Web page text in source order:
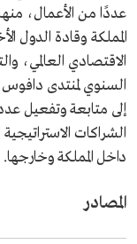
عددًا من الأعمال،
المملكة وقادة الدول
الاقتصادي العالمي،
إلى متابعة وتفعيل
الشراكات
داخل المملكة وخارجها.
المصادر